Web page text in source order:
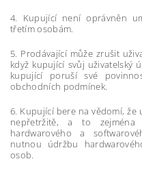
4. Kupující není oprávněn
třetím osobám.
5. Prodávající může zrušit
když kupující svůj uživatelský
kupující poruší své
obchodních podmínek.
6. Kupující bere na vědomí, že
nepřetržitě, a to
hardwarového a
nutnou údržbu
osob.